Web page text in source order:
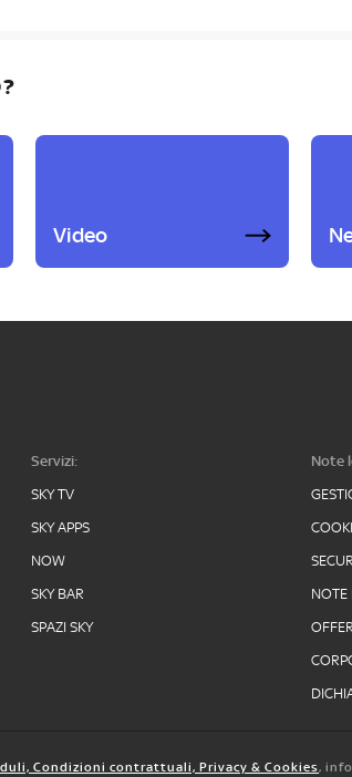
Video
Servizi:
SKY TV
SKY APPS
NOW
SKY BAR
SPAZI SKY
Note
NOTE
Condizioni contrattuali, Privacy & Cookies,